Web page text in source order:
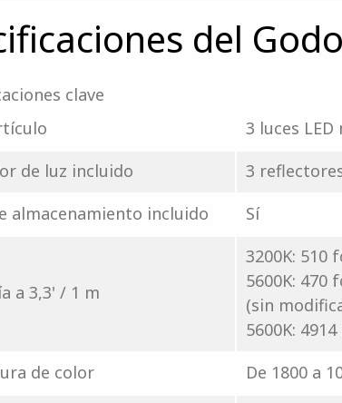
del
clave
3 luces
de luz incluido
3
almacenamiento incluido
Sí
a 3,3' / 1 m
3200K: 510
5600K: 470
(sin
5600K:
de color
De 1800 a